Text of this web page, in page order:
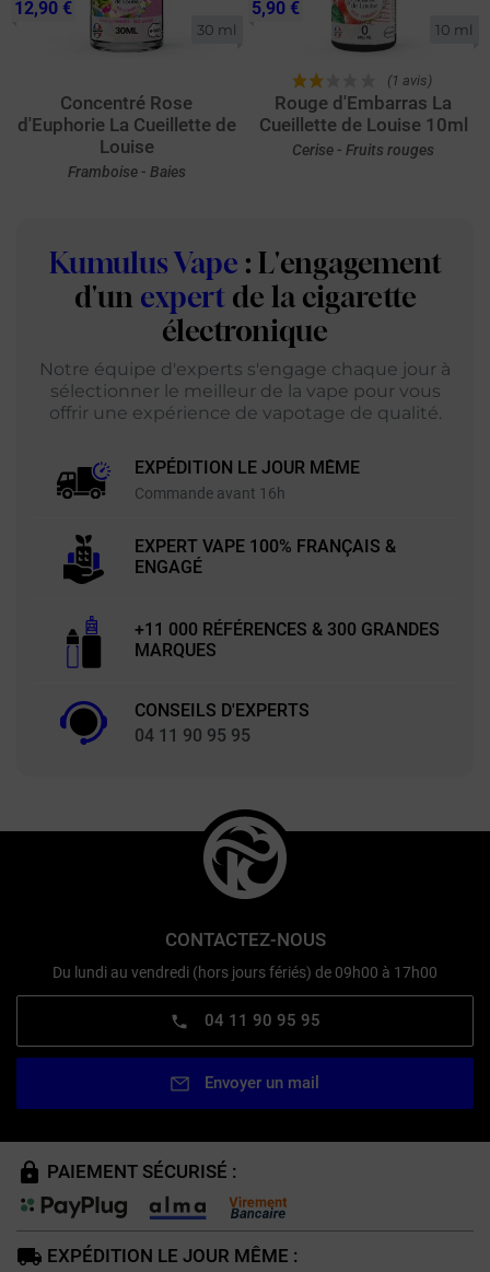
30 ml
Concentré Rose
d'Euphorie La Cueillette de
Louise
Framboise - Baies
12,90 €
10 ml
(1 avis)
Rouge d'Embarras La
Cueillette de Louise 10ml
Cerise - Fruits rouges
5,90 €
Kumulus Vape : L'engagement
d'un expert de la cigarette
électronique
Notre équipe d'experts s'engage chaque jour à
sélectionner le meilleur de la vape pour vous
offrir une expérience de vapotage de qualité.
EXPÉDITION LE JOUR MÊME
Commande avant 16h
EXPERT VAPE 100% FRANÇAIS &
ENGAGÉ
+11 000 RÉFÉRENCES & 300 GRANDES
MARQUES
CONSEILS D'EXPERTS
04 11 90 95 95
CONTACTEZ-NOUS
Du lundi au vendredi (hors jours fériés) de 09h00 à 17h00
04 11 90 95 95
Envoyer un mail
PAIEMENT SÉCURISÉ :
EXPÉDITION LE JOUR MÊME :